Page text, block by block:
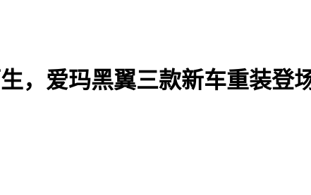
，爱玛黑翼三款新车重装登